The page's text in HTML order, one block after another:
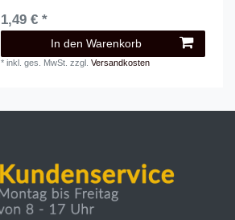
1,49 € *
In den Warenkorb
*inkl. ges. MwSt. zzgl.Versandkosten